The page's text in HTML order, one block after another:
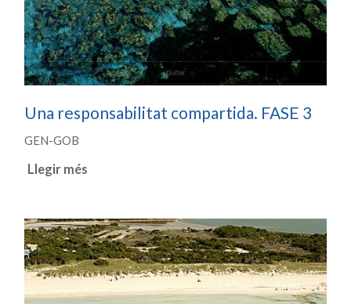
Una responsabilitat compartida. FASE 3
GEN-GOB
Llegir més